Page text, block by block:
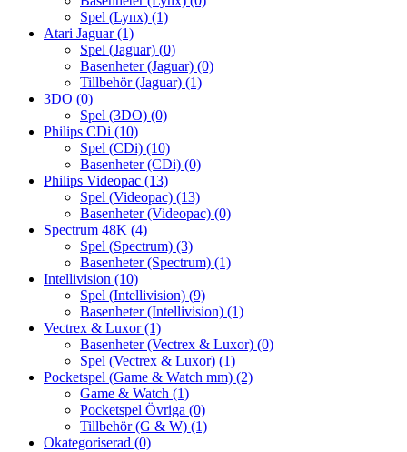
Spel (Lynx) (1)
Atari Jaguar(1)
Spel (Jaguar) (0)
Basenheter (Jaguar) (0)
Tillbehör (Jaguar) (1)
3DO (0)
Spel (3DO) (0)
Philips CDi (10)
Spel (CDi) (10)
Basenheter (CDi) (0)
Philips Videopac (13)
Spel (Videopac) (13)
Basenheter (Videopac) (0)
Spectrum 48K (4)
Spel (Spectrum) (3)
Basenheter (Spectrum) (1)
Intellivision (10)
Spel (Intellivision) (9)
Basenheter (Intellivision) (1)
Vectrex & Luxor(1)
Basenheter (Vectrex & Luxor) (0)
Spel (Vectrex & Luxor) (1)
Pocketspel (Game & Watch mm) (2)
Game & Watch (1)
Pocketspel Övriga (0)
Tillbehör (G & W) (1)
Okategoriserad (0)